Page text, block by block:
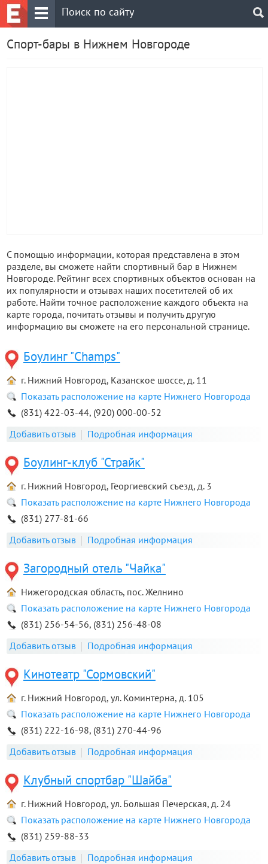
Спорт-бары в Нижнем Новгороде
С помощью информации, которая представлена в этом
разделе, вы сможете найти спортивный бар в Нижнем
Новгороде. Рейтинг всех спортивных объектов основан на
их популярности и отзывах наших посетителей об их
работе. Найти точное расположение каждого объекта на
карте города, почитать отзывы и получить другую
информацию вы сможете на его персональной странице.
Боулинг "Champs"
г. Нижний Новгород, Казанское шоссе, д. 11
Показать расположение на карте Нижнего Новгорода
(831) 422-03-44, (920) 000-00-52
Добавить отзыв
Подробная информация
Боулинг-клуб "Страйк"
г. Нижний Новгород, Георгиевский съезд, д. 3
Показать расположение на карте Нижнего Новгорода
(831) 277-81-66
Добавить отзыв
Подробная информация
Загородный отель "Чайка"
Нижегородская область, пос. Желнино
Показать расположение на карте Нижнего Новгорода
(831) 256-54-56, (831) 256-48-08
Добавить отзыв
Подробная информация
Кинотеатр "Сормовский"
г. Нижний Новгород, ул. Коминтерна, д. 105
Показать расположение на карте Нижнего Новгорода
(831) 222-16-98, (831) 270-44-96
Добавить отзыв
Подробная информация
Клубный спортбар "Шайба"
г. Нижний Новгород, ул. Большая Печерская, д. 24
Показать расположение на карте Нижнего Новгорода
(831) 259-88-33
Добавить отзыв
Подробная информация